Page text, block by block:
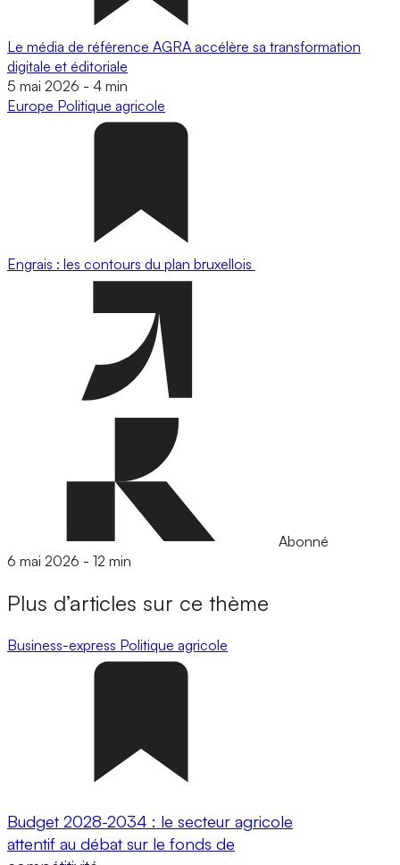
Le média de référence AGRA accélère sa transformation
digitale et éditoriale
5 mai 2026 - 4 min
Europe Politique agricole
Engrais : les contours du plan bruxellois
Abonné
6 mai 2026 - 12 min
Plus d’articles sur ce thème
Business-express Politique agricole
Budget 2028-2034 : le secteur agricole
attentif au débat sur le fonds de